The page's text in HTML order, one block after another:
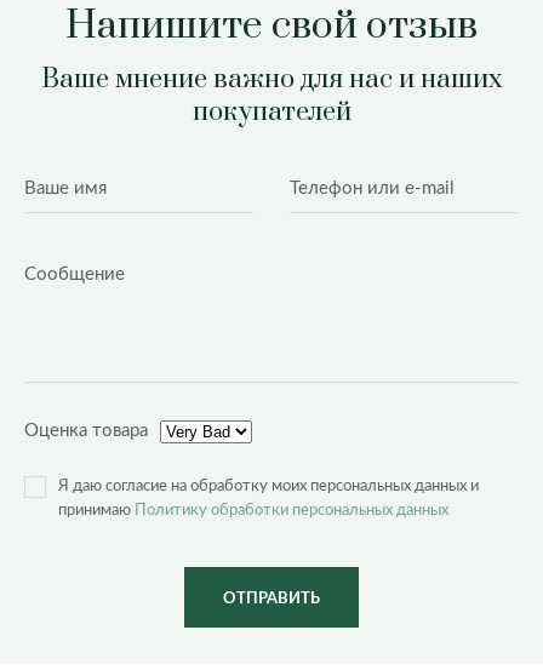
Напишите свой отзыв
Ваше мнение важно для нас и наших
покупателей
Оценка товара
Я даю согласие на обработку моих персональных данных и
принимаю
Политику обработки персональных данных
ОТПРАВИТЬ